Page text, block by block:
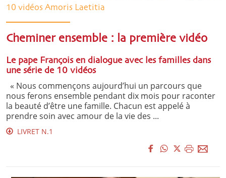
10 vidéos Amoris Laetitia
Cheminer ensemble : la première vidéo
Le pape François en dialogue avec les familles dans
une série de 10 vidéos
« Nous commençons aujourd’hui un parcours que
nous ferons ensemble pendant dix mois pour raconter
la beauté d’être une famille. Chacun est appelé à
prendre soin avec amour de la vie des ...
LIVRET N.1